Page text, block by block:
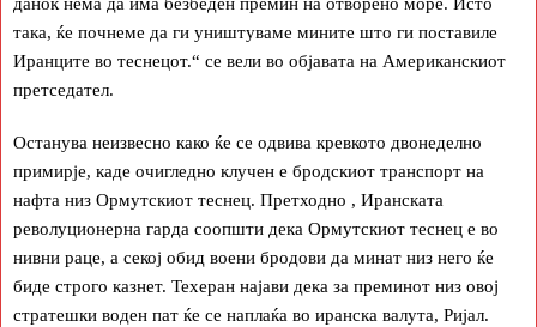
данок нема да има безбеден премин на отворено море. Исто
така, ќе почнеме да ги уништуваме мините што ги поставиле
Иранците во теснецот.“ се вели во објавата на Американскиот
претседател.
Останува неизвесно како ќе се одвива кревкото двонеделно
примирје, каде очигледно клучен е бродскиот транспорт на
нафта низ Ормутскиот теснец. Претходно , Иранската
револуционерна гарда соопшти дека Ормутскиот теснец е во
нивни раце, а секој обид воени бродови да минат низ него ќе
биде строго казнет. Техеран најави дека за преминот низ овој
стратешки воден пат ќе се наплаќа во иранска валута, Ријал.